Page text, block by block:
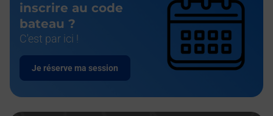
inscrire au code
bateau ?
C'est par ici !
Je réserve ma session